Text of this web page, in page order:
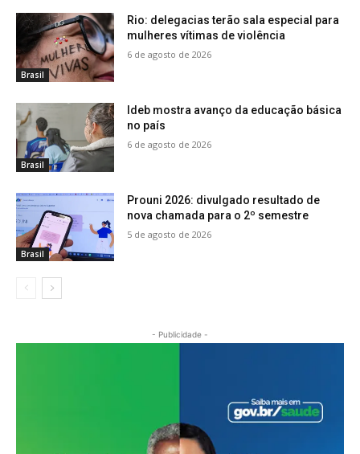
Brasil
Rio: delegacias terão sala especial para
mulheres vítimas de violência
6 de agosto de 2026
Brasil
Ideb mostra avanço da educação básica
no país
6 de agosto de 2026
Brasil
Prouni 2026: divulgado resultado de
nova chamada para o 2º semestre
5 de agosto de 2026
- Publicidade -